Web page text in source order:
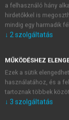
a felhasználó hány
hirdetőkkel is
mindig egy harmadik
↓ 2szolgáltatás
MŰKÖDÉSHEZ
Ezek a sütik
használatához, és a
tartoznak többek
↓ 3 szolgáltatás